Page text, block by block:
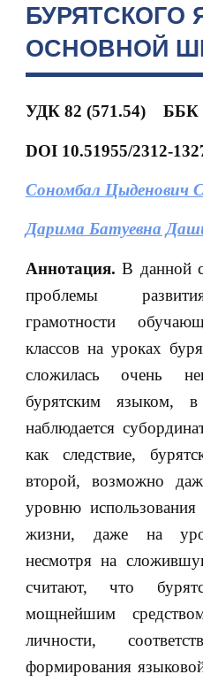
БУРЯТСКОГО
ОСНОВНОЙ
УДК 82 (571.54) ББК
DOI10.51955/2312-
Сономбал Цыденович
Дарима Батуевна
Аннотация.В данной
проблемы
грамотности
классов на уроках
сложилась очень
бурятским языком, в
наблюдается
как следствие,
второй, возможно
уровню
жизни, даже на
несмотря на
считают, что
мощнейшим
личности,
формирования